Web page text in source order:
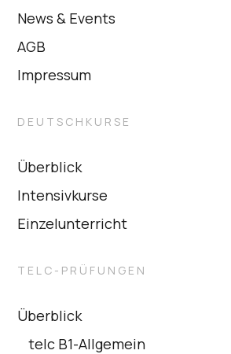
News & Events
AGB
Impressum
DEUTSCHKURSE
Überblick
Intensivkurse
Einzelunterricht
TELC-PRÜFUNGEN
Überblick
telc B1-Allgemein